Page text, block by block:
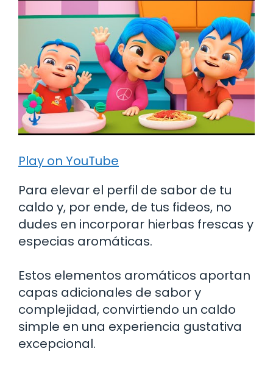
Play on YouTube
Para elevar el perfil de sabor de tu
caldo y, por ende, de tus fideos, no
dudes en incorporar hierbas frescas y
especias aromáticas.
Estos elementos aromáticos aportan
capas adicionales de sabor y
complejidad, convirtiendo un caldo
simple en una experiencia gustativa
excepcional.